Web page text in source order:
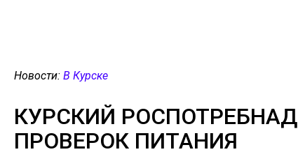
Новости: В Курске
КУРСКИЙ
ПРОВЕРОК ПИТАНИЯ